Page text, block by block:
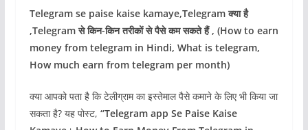
Telegram se paise kaise kamaye,Telegram क्या है
,Telegram से किन-किन तरीकों से पैसे कम सकते हैं , (How to earn
money from telegram in Hindi, What is telegram,
How much earn from telegram per month)
क्या आपको पता है कि टेलीग्राम का इस्तेमाल पैसे कमाने के लिए भी किया जा
सकता है? यह पोस्ट, “Telegram app Se Paise Kaise